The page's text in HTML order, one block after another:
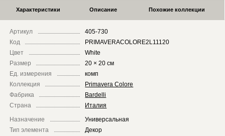
Характеристики Описание Похожие коллекции
Артикул
405-730
Код
PRIMAVERACOLORE2L11120
Цвет
White
Размер
20 × 20 см
Ед. измерения
комп
Коллекция
Primavera Colore
Фабрика
Bardelli
Страна
Италия
Назначение
Универсальная
Тип элемента
Декор